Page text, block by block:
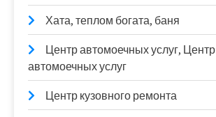
Хата, теплом богата, баня
Центр автомоечных услуг, Центр
автомоечных услуг
Центр кузовного ремонта